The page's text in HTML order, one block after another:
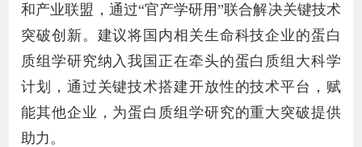
和产业联盟，通过“官产学研用”联合解决关键技术
突破创新。建议将国内相关生命科技企业的蛋白
质组学研究纳入我国正在牵头的蛋白质组大科学
计划，通过关键技术搭建开放性的技术平台，赋
能其他企业，为蛋白质组学研究的重大突破提供
助力。